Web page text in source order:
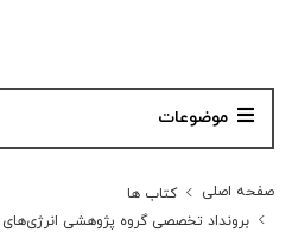
موضوعات
صفحه اصلی
کتاب ها
برونداد تخصصی گروه پژوهشی انرژی‌های